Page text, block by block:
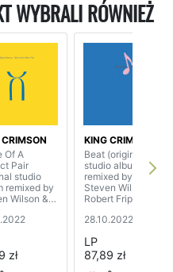
WYBRALI RÓWNIEŻ
Of A
Pair
studio
remixed by
Wilson &
zł
KING CRIMSON
Beat (original
studio album
remixed by
Steven Wilson &
Robert Fripp) (200
28.10.2022
LP
87,89 zł